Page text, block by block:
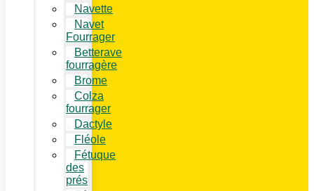
Navette
Navet
Fourrager
Betterave
fourragère
Brome
Colza
fourrager
Dactyle
Fléole
Fétuque
des
prés